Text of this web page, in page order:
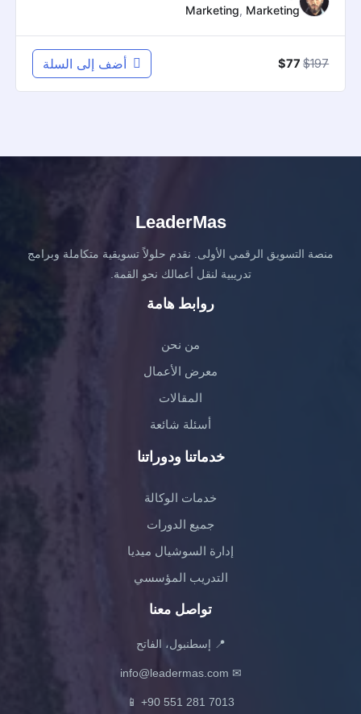
Marketing Marketing
$197
السعر
$77 السعر
أضف إلى السلة
LeaderMas
منصة التسويق الرقمي الأولى. نقدم حلولاً تسويقية متكاملة وبرامج
تدريبية لنقل أعمالك نحو القمة.
روابط هامة
من نحن
معرض الأعمال
المقالات
أسئلة شائعة
خدماتنا ودوراتنا
خدمات الوكالة
جميع الدورات
إدارة السوشيال ميديا
التدريب المؤسسي
تواصل معنا
📍 إسطنبول، الفاتح
✉
info@leadermas.com
📱 +90 551 281 7013